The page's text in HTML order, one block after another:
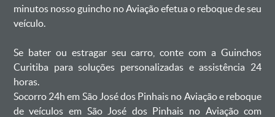
minutos nosso guincho no Aviação efetua o reboque de seu
veículo.
Se bater ou estragar seu carro, conte com a Guinchos
Curitiba para soluções personalizadas e assistência 24
horas.
Socorro 24h em São José dos Pinhais no Aviação e reboque
de veículos em São José dos Pinhais no Aviação com